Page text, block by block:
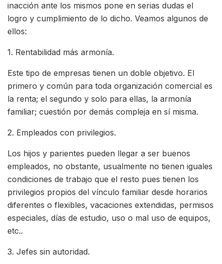
inacción ante los mismos pone en serias dudas el
logro y cumplimiento de lo dicho. Veamos algunos de
ellos:
1. Rentabilidad más armonía.
Este tipo de empresas tienen un doble objetivo. El
primero y común para toda organización comercial es
la renta; el segundo y solo para ellas, la armonía
familiar; cuestión por demás compleja en sí misma.
2. Empleados con privilegios.
Los hijos y parientes pueden llegar a ser buenos
empleados, no obstante, usualmente no tienen iguales
condiciones de trabajo que el resto pues tienen los
privilegios propios del vínculo familiar desde horarios
diferentes o flexibles, vacaciones extendidas, permisos
especiales, días de estudio, uso o mal uso de equipos,
etc..
3. Jefes sin autoridad.